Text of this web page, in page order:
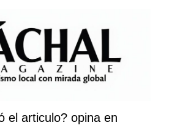
el articulo? opina en